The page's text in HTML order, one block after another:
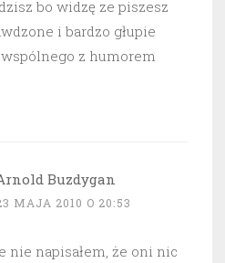
bo widzę ze piszesz
i bardzo głupie
z humorem
Buzdygan
MAJA 2010 O 20:53
nie napisałem, że oni nic